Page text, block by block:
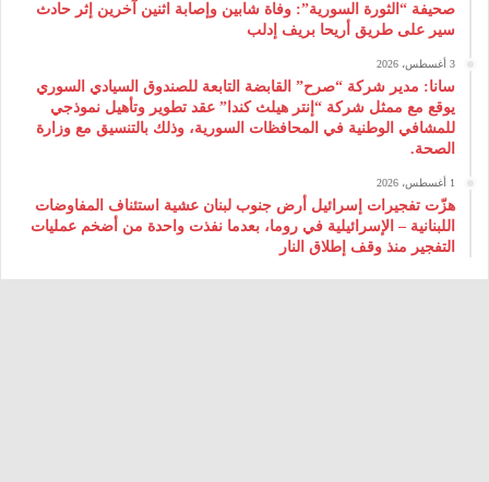
صحيفة “الثورة السورية”: وفاة شابين وإصابة اثنين آخرين إثر حادث
سير على طريق أريحا بريف إدلب
3 أغسطس، 2026
سانا: مدير شركة “صرح” القابضة التابعة للصندوق السيادي السوري
يوقع مع ممثل شركة “إنتر هيلث كندا” عقد تطوير وتأهيل نموذجي
للمشافي الوطنية في المحافظات السورية، وذلك بالتنسيق مع وزارة
الصحة.
1 أغسطس، 2026
هزّت تفجيرات إسرائيل أرض جنوب لبنان عشية استئناف المفاوضات
اللبنانية – الإسرائيلية في روما، بعدما نفذت واحدة من أضخم عمليات
التفجير منذ وقف إطلاق النار